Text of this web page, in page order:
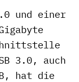
und einer
3.0, auch
hat die